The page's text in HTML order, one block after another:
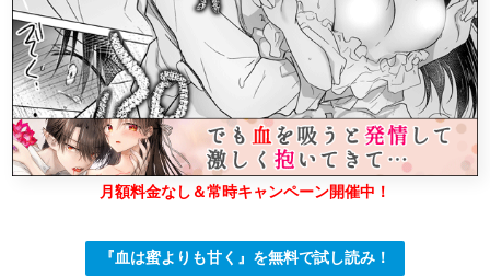
月額料金なし＆常時キャンペーン開催中！
『血は蜜よりも甘く』を無料で試し読み！